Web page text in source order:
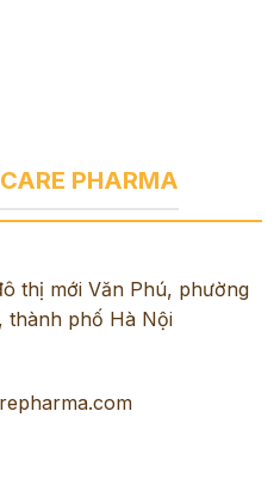
PHARMA
thị mới Văn Phú, phường
thành phố Hà Nội